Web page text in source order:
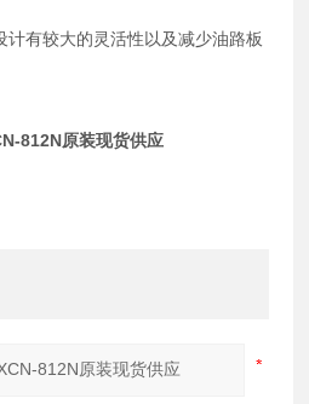
计有较大的灵活性以及减少油路板
812N原装现货供应